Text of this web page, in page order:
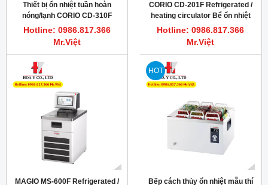
Thiết bị ổn nhiệt tuần hoàn
nóng/lạnh CORIO CD-310F
JULABO
Hotline: 0986.817.366
Mr.Việt
CORIO CD-201F Refrigerated /
heating circulator Bể ổn nhiệt
làm lạnh mẫu thí nghiệm
JULABO
Hotline: 0986.817.366
Mr.Việt
MAGIO MS-600F Refrigerated /
HOT
Bếp cách thủy ổn nhiệt mẫu thí